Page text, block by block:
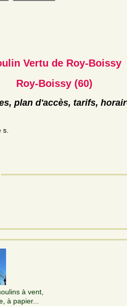
Vertu de Roy-Boissy
Roy-Boissy (60)
plan d'accès, tarifs,
à vent,
à papier...